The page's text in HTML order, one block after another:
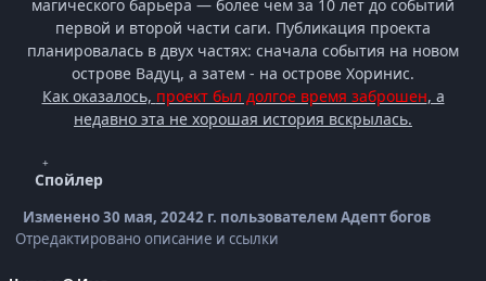
магического барьера — более чем за 10 лет до событий
первой и второй части саги. Публикация проекта
планировалась в двух частях: сначала события на новом
острове Вадуц, а затем - на острове Хоринис.
Как оказалось, проект был долгое время заброшен, а
недавно эта не хорошая история вскрылась.
Спойлер
Изменено30 мая, 20242 г. пользователем Адепт богов
Отредактировано описание и ссылки